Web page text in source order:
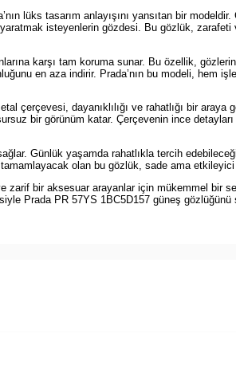
lüks tasarım anlayışını yansıtan bir
isteyenlerin gözdesi. Bu gözlük,
karşı tam koruma sunar. Bu özellik,
en aza indirir. Prada’nın bu modeli, hem
çerçevesi, dayanıklılığı ve rahatlığı bir
bir görünüm katar. Çerçevenin ince
Günlük yaşamda rahatlıkla tercih
olan bu gözlük, sade ama
bir aksesuar arayanlar için mükemmel bir
Prada PR 57YS 1BC5D157 güneş gözlüğünü